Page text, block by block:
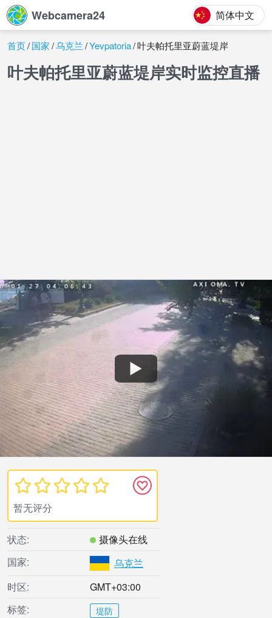
Webcamera24 简体中文
首页 国家 乌克兰 Yevpatoria 叶夫帕托里亚蔚蓝堤岸
叶夫帕托里亚蔚蓝堤岸实时监控直播
暂无评分
状态:
摄像头在线
国家:
乌克兰
时区:
GMT+03:00
标签:
堤防